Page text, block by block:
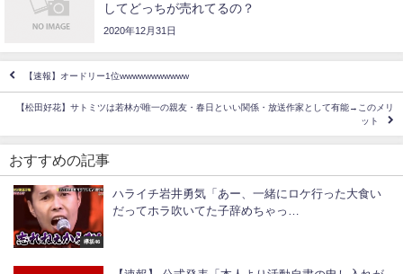
してどっちが売れてるの？
2020年12月31日
【速報】オードリー1位wwwwwwwwwww
【松田好花】サトミツは若林が唯一の親友・春日といい関係・放送作家として有能→このメリ
ット
おすすめの記事
欅坂46
ハライチ岩井勇気「あー、一緒にロケ行った大食い
だってホラ吹いてた子辞めちゃっ…